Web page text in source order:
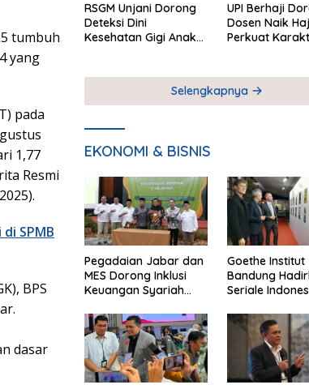
tumbuh
yang
pada
1,77
Resmi
SPMB
BPS
dasar
RSGM Unjani Dorong
Deteksi Dini
Kesehatan Gigi Anak
UPI Berhaji
Dosen Naik
Perkuat
Selengkapnya
EKONOMI & BISNIS
Pegadaian Jabar dan
MES Dorong Inklusi
Keuangan Syariah
UMKM
Goethe Institut
Bandung
Seriale
Global Industri